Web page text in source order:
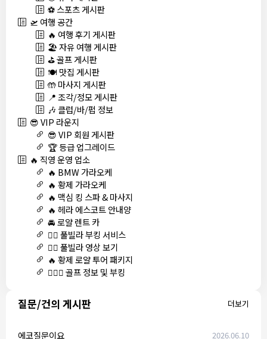
⚽ 스포츠 게시판
🛫 여행 공간
🔥 여행 후기 게시판
🏖️ 자유 여행 게시판
⛳ 골프 게시판
🍽️ 맛집 게시판
🤲 마사지 게시판
📍 조각/정모 게시판
🎶 클럽/바/펍 정보
😎 VIP 라운지
😎 VIP 회원 게시판
🏆 등급 업그레이드
🔥 직영 운영 업소
🔥 BMW 가라오케
🔥 황제 가라오케
🔥 맥심 킹 스파 & 마사지
🔥 헤라 에스코트 안내양
🚘 로얄 렌트 카
🏊‍♀️ 풀빌라 부킹 서비스
🏊‍♀️ 풀빌라 영상 보기
🔥 황제 로얄 투어 패키지
🏌🏻‍♂️ 골프 정보 및 부킹
질문/건의 게시판 더보기
에코질문이요 2026.06.10